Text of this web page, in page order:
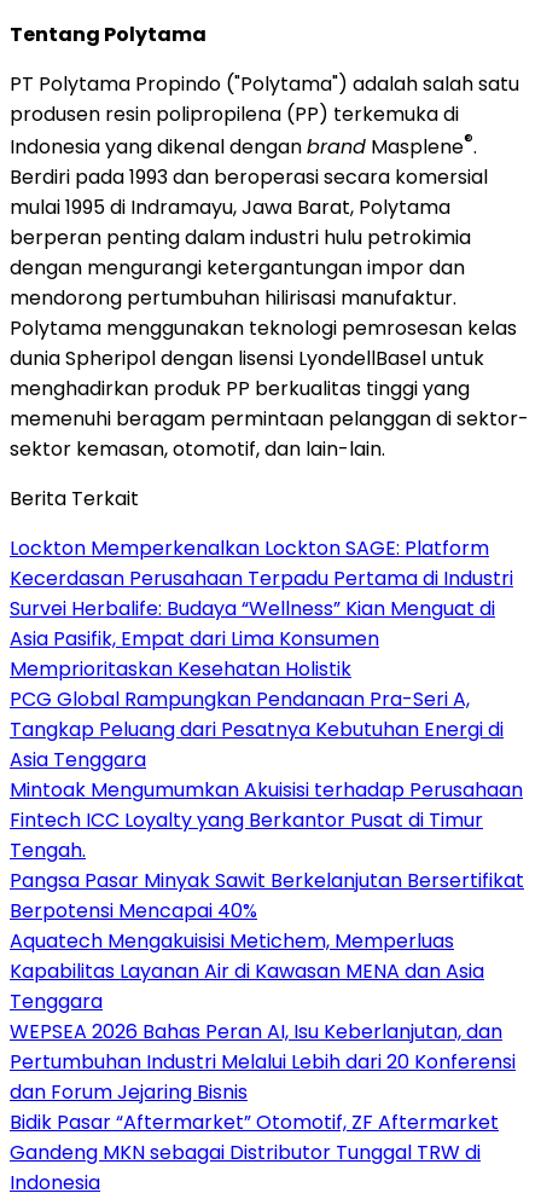
Tentang Polytama
PT Polytama Propindo ("Polytama") adalah salah satu
produsen resin polipropilena (PP) terkemuka di
Indonesiayang dikenal denganbrand Masplene®.
Berdiri pada 1993 dan beroperasi secara komersial
mulai 1995 di Indramayu, Jawa Barat, Polytama
berperan penting dalam industri hulu petrokimia
dengan mengurangi ketergantungan impor dan
mendorong pertumbuhan hilirisasi manufaktur.
Polytama menggunakan teknologi pemrosesan kelas
dunia Spheripol dengan lisensi LyondellBasel untuk
menghadirkan produk PP berkualitas tinggi yang
memenuhi beragam permintaan pelanggan di sektor-
sektor kemasan, otomotif, dan lain-lain.
Berita Terkait
Lockton Memperkenalkan Lockton SAGE: Platform
Kecerdasan Perusahaan Terpadu Pertama di Industri
Survei Herbalife: Budaya “Wellness” Kian Menguat di
Asia Pasifik, Empat dari Lima Konsumen
Memprioritaskan Kesehatan Holistik
PCG Global Rampungkan Pendanaan Pra-Seri A,
Tangkap Peluang dari Pesatnya Kebutuhan Energi di
Asia Tenggara
Mintoak Mengumumkan Akuisisi terhadap Perusahaan
Fintech ICC Loyalty yang Berkantor Pusat di Timur
Tengah.
Pangsa Pasar Minyak Sawit Berkelanjutan Bersertifikat
Berpotensi Mencapai 40%
Aquatech Mengakuisisi Metichem, Memperluas
Kapabilitas Layanan Air di Kawasan MENA dan Asia
Tenggara
WEPSEA 2026 Bahas Peran AI, Isu Keberlanjutan, dan
Pertumbuhan Industri Melalui Lebih dari 20 Konferensi
dan Forum Jejaring Bisnis
Bidik Pasar “Aftermarket” Otomotif, ZF Aftermarket
Gandeng MKN sebagai Distributor Tunggal TRW di
Indonesia